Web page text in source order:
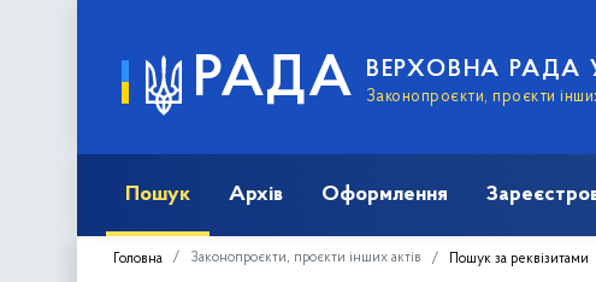
РАДА ВЕРХОВНА РАДА
Законопроєкти, проєкти
Пошук Архів Оформлення
Головна Законопроєкти, проєкти інших актів Пошук за реквізитами